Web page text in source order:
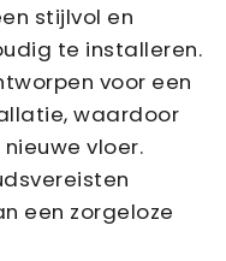
stijlvol en
te installeren.
voor een
waardoor
vloer.
een zorgeloze